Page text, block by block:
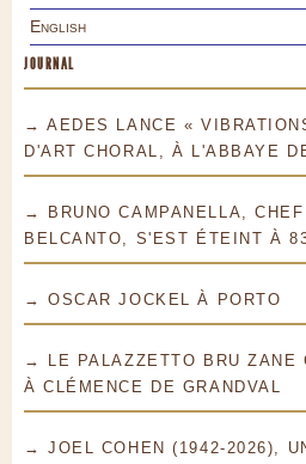
English
JOURNAL
→ AEDES LANCE «
D'ART CHORAL, À L'ABBAYE
→ BRUNO CAMPANELLA,
BELCANTO, S'EST ÉTEINT À
→ OSCAR JOCKEL À PORTO
→ LE PALAZZETTO BRU ZANE
À CLÉMENCE DE GRANDVAL
→ JOEL COHEN (1942-2026),